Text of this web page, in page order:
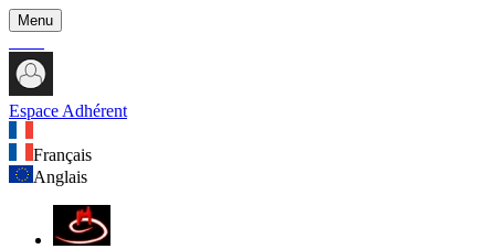
Menu
Espace Adhérent
Français
Anglais